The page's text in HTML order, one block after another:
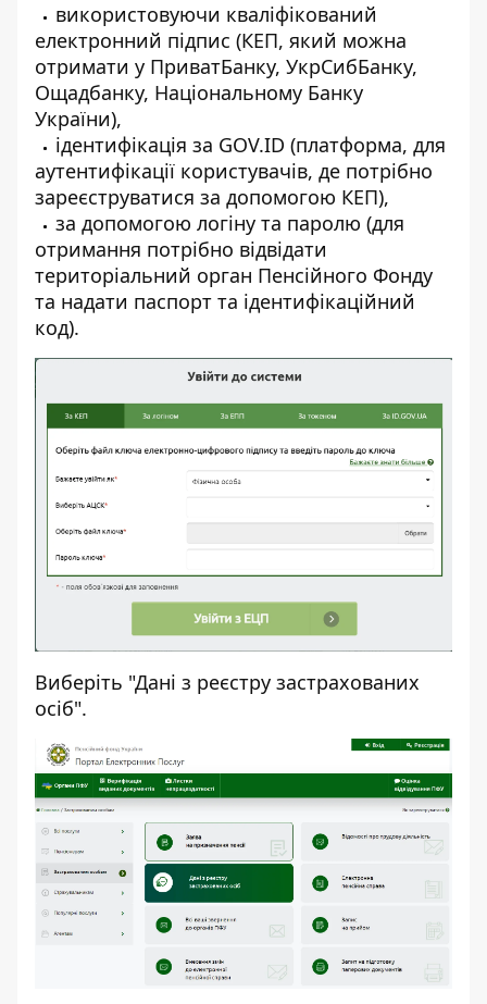
використовуючи кваліфікований
електронний підпис (КЕП, який можна
отримати у ПриватБанку, УкрСибБанку,
Ощадбанку, Національному Банку
України),
ідентифікація за GOV.ID (платформа, для
аутентифікації користувачів, де потрібно
зареєструватися за допомогою КЕП),
за допомогою логіну та паролю (для
отримання потрібно відвідати
територіальний орган Пенсійного Фонду
та надати паспорт та ідентифікаційний
код).
Виберіть "Дані з реєстру застрахованих
осіб".